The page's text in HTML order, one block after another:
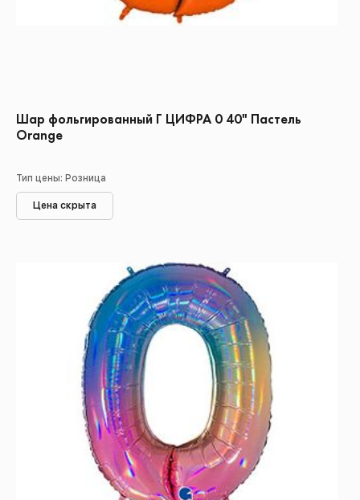
Шар фольгированный Г ЦИФРА 0 40" Пастель
Orange
Тип цены: Розница
Цена скрыта